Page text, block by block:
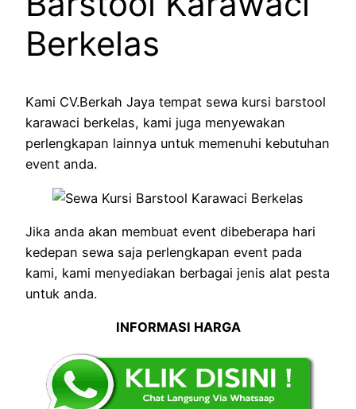
Berkelas
Kami CV.Berkah Jaya tempat sewa kursi barstool
karawaci berkelas, kami juga menyewakan
perlengkapan lainnya untuk memenuhi kebutuhan
event anda.
Jika anda akan membuat event dibeberapa hari
kedepan sewa saja perlengkapan event pada
kami, kami menyediakan berbagai jenis alat pesta
untuk anda.
INFORMASI HARGA